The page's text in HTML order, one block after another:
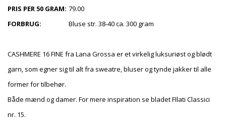
PRIS PER 50 GRAM:
FORBRUG:
79.00
Bluse str. 38-40ca. 300 gram
CASHMERE 16 FINE fra Lana Grossa er et virkelig luksuriøst og blødt
garn, som egner sig til alt fra sweatre, bluser og tynde jakker til alle
former for tilbehør.
Både mænd og damer. For mere inspiration se bladet FIlati Classici
nr. 15.